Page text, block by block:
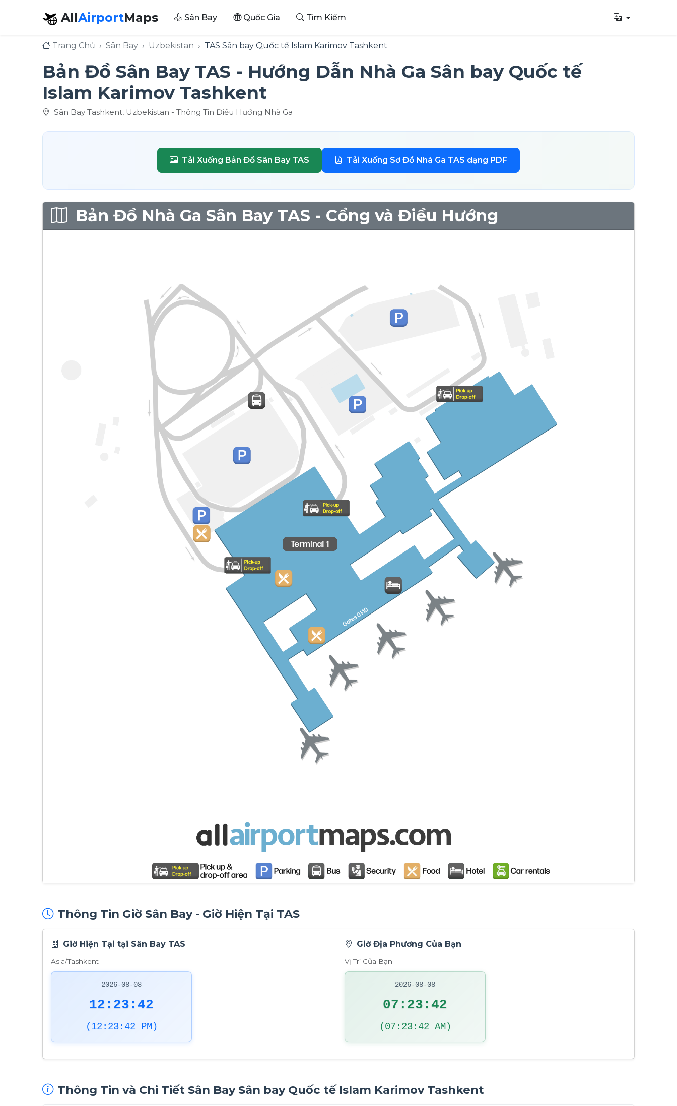
AllAirportMaps Sân Bay Quốc Gia Tìm Kiếm
Trang Chủ Sân Bay Uzbekistan TAS Sân bay Quốc tế Islam Karimov Tashkent
Bản Đồ Sân Bay TAS - Hướng Dẫn Nhà Ga Sân bay Quốc tế
Islam Karimov Tashkent
Sân Bay Tashkent, Uzbekistan - Thông Tin Điều Hướng Nhà Ga
Tải Xuống Bản Đồ Sân Bay TAS Tải Xuống Sơ Đồ Nhà Ga TAS dạng PDF
Bản Đồ Nhà Ga Sân Bay TAS - Cổng và Điều Hướng
Thông Tin Giờ Sân Bay - Giờ Hiện Tại TAS
Giờ Hiện Tại tại Sân Bay TAS
Asia/Tashkent
2026-08-08
12:23:43
(12:23:43 PM)
Giờ Địa Phương Của Bạn
Vị Trí Của Bạn
2026-08-08
07:23:43
(07:23:43 AM)
Thông Tin và Chi Tiết Sân Bay Sân bay Quốc tế Islam Karimov Tashkent